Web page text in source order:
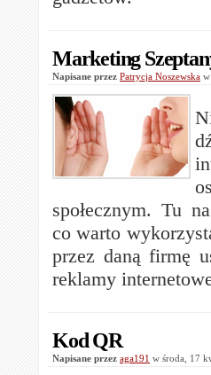
Marketing
Napisane przez Patrycja Noszewska
społecznym. Tu
co warto
przez daną firmę
reklamy
Kod QR
Napisane przez aga191 w środa, 17